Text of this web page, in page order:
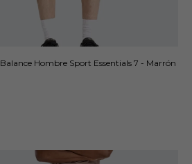
Hombre Sport Essentials 7 - Marrón